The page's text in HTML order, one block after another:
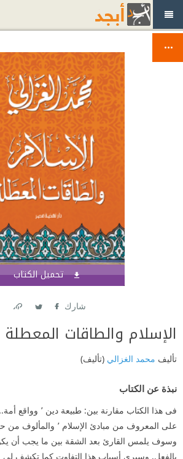
تحميل الكتاب
شارك
الإسلام والطاقات المعطلة
تأليف محمد الغزالي (تأليف)
نبذة عن الكتاب
فى هذا الكتاب
على المعروف من مبادئ
وسوف يلمس القارئ بعد الشقة بين ما يجب أن
بالفعل. وسيرى أسباب هذا التفاوت كما تكشف